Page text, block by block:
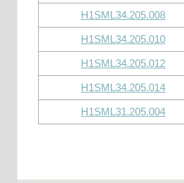
H1SML34.205.008
H1SML34.205.010
H1SML34.205.012
H1SML34.205.014
H1SML31.205.004